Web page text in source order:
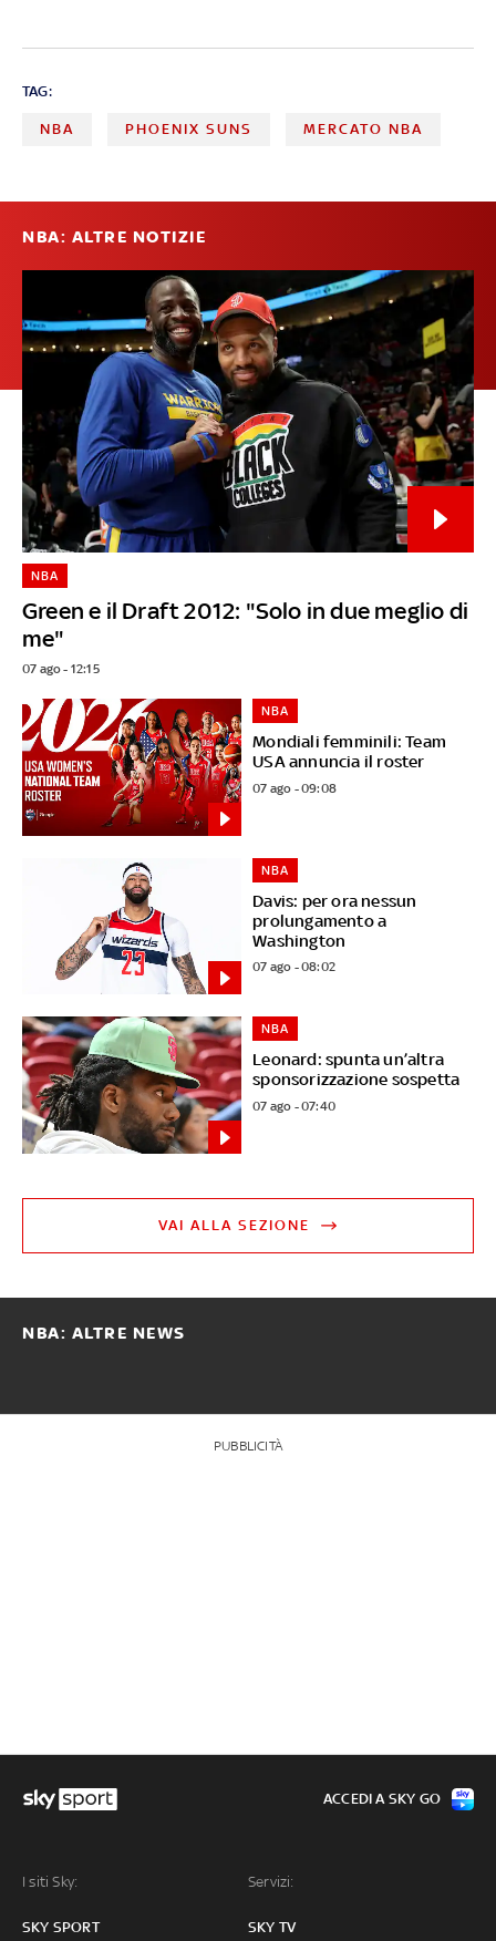
TAG:
NBA PHOENIX SUNS MERCATO NBA
NBA: ALTRE NOTIZIE
Green e il Draft 2012: "Solo in due meglio di
me"
NBA
07 ago - 12:15
Mondiali femminili: Team
USA annuncia il roster
NBA
07 ago - 09:08
Davis: per ora nessun
prolungamento a
Washington
NBA
07 ago - 08:02
Leonard: spunta un’altra
sponsorizzazione sospetta
NBA
07 ago - 07:40
VAI ALLA SEZIONE
NBA: ALTRE NEWS
PUBBLICITÀ
I siti Sky:
SKY SPORT
Servizi:
SKY TV
ACCEDI A SKY GO